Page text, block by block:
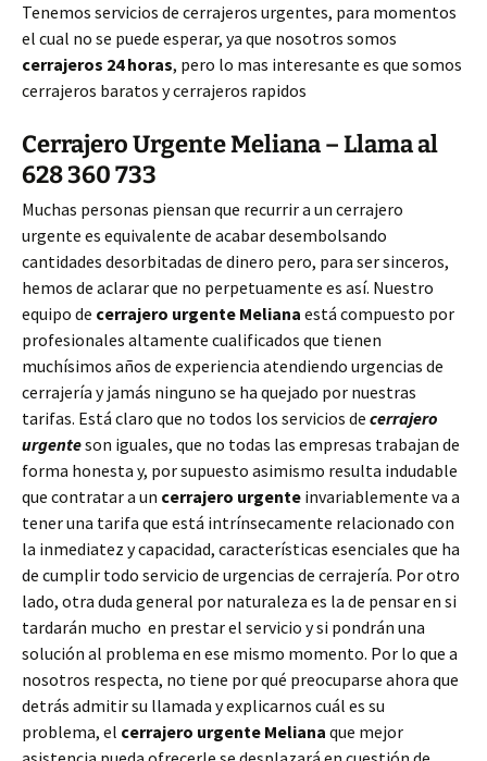
Tenemos servicios de cerrajeros urgentes, para momentos
el cual no se puede esperar, ya que nosotros somos
cerrajeros 24 horas, pero lo mas interesante es que somos
cerrajeros baratos y cerrajeros rapidos
Cerrajero Urgente Meliana – Llama al
628 360 733
Muchas personas piensan que recurrir a un cerrajero
urgente es equivalente de acabar desembolsando
cantidades desorbitadas de dinero pero, para ser sinceros,
hemos de aclarar que no perpetuamente es así. Nuestro
equipo de cerrajero urgente Meliana está compuesto por
profesionales altamente cualificados que tienen
muchísimos años de experiencia atendiendo urgencias de
cerrajería y jamás ninguno se ha quejado por nuestras
tarifas. Está claro que no todos los servicios de cerrajero
urgenteson iguales, que no todas las empresas trabajan de
forma honesta y, por supuesto asimismo resulta indudable
que contratar a un cerrajero urgente invariablemente va a
tener una tarifa que está intrínsecamente relacionado con
la inmediatez y capacidad, características esenciales que ha
de cumplir todo servicio de urgencias de cerrajería. Por otro
lado, otra duda general por naturaleza es la de pensar en si
tardarán mucho en prestar el servicio y si pondrán una
solución al problema en ese mismo momento. Por lo que a
nosotros respecta, no tiene por qué preocuparse ahora que
detrás admitir su llamada y explicarnos cuál es su
problema, el cerrajero urgente Meliana que mejor